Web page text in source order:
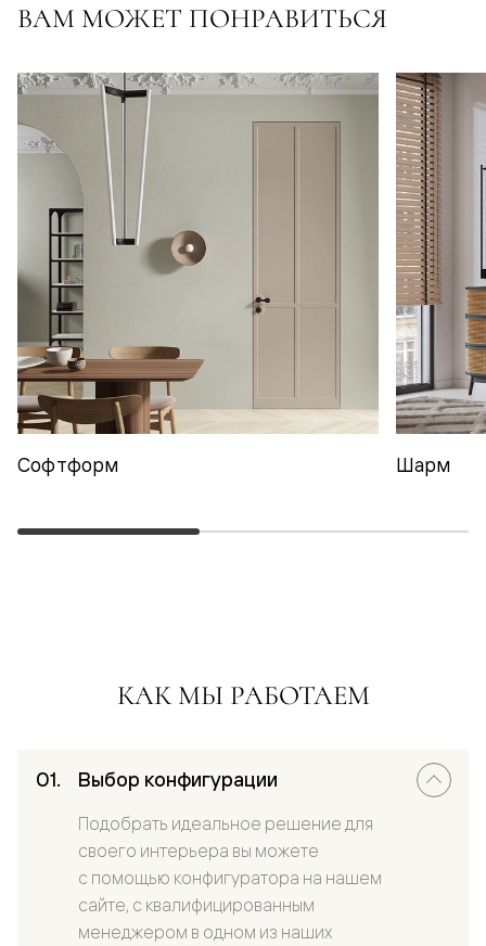
ВАМ МОЖЕТ ПОНРАВИТЬСЯ
Софтформ Шарм
КАК МЫ РАБОТАЕМ
Выбор конфигурации
Подобрать идеальное решение для
своего интерьера вы можете
с помощью конфигуратора на нашем
сайте, с квалифицированным
менеджером в одном из наших